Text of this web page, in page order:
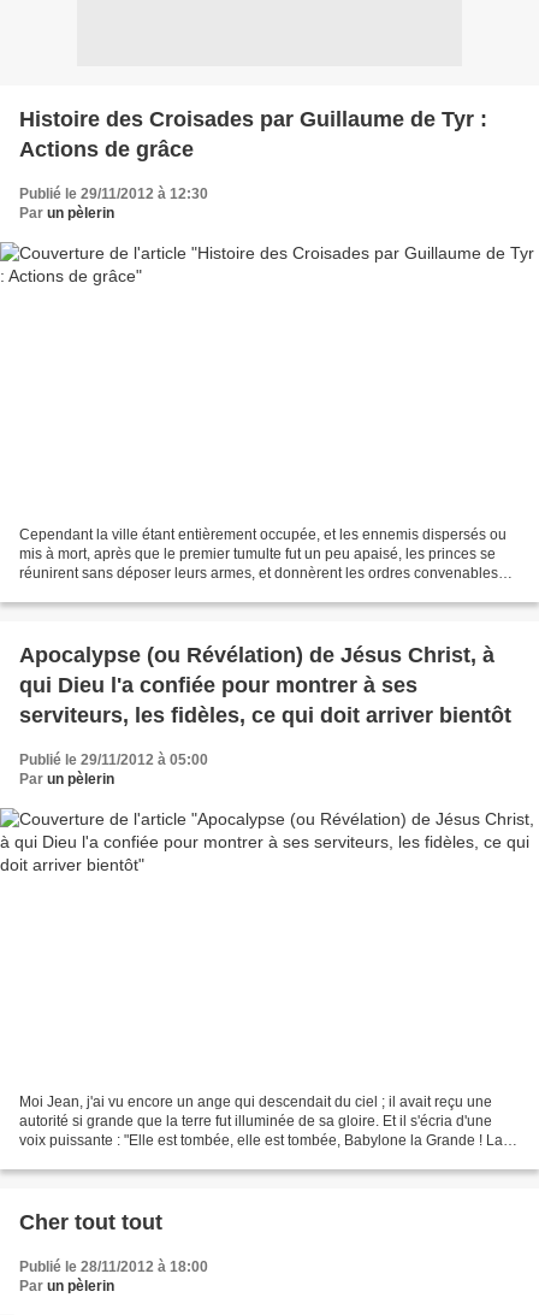
Histoire des Croisades par Guillaume de Tyr :
Actions de grâce
Publié le 29/11/2012 à 12:30
Par un pèlerin
Cependant la ville étant entièrement occupée, et les ennemis dispersés ou
mis à mort, après que le premier tumulte fut un peu apaisé, les princes se
réunirent sans déposer leurs armes, et donnèrent les ordres convenables
Apocalypse (ou Révélation) de Jésus Christ, à
qui Dieu l'a confiée pour montrer à ses
serviteurs, les fidèles, ce qui doit arriver bientôt
Publié le 29/11/2012 à 05:00
Par un pèlerin
Moi Jean, j'ai vu encore un ange qui descendait du ciel ; il avait reçu une
autorité si grande que la terre fut illuminée de sa gloire. Et il s'écria d'une
voix puissante : "Elle est tombée, elle est tombée, Babylone la Grande ! La
Cher tout tout
Publié le 28/11/2012 à 18:00
Par un pèlerin